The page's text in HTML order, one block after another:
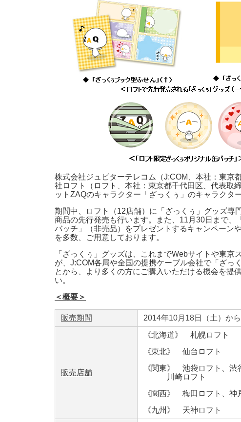
株式会社ジュピターテレコム（J:COM、本社：東京
社ロフト（ロフト、本社：東京都千代田区、代表取
ットZAQのキャラクター「ざっくぅ」のキャラクタ
期間中、ロフト（12店舗）に「ざっくぅ」グッズ専
商品の先行発売も行います。また、11月30日まで
バッチ」（非売品）をプレゼントするキャンペーン
を多数、ご用意しております。
「ざっくぅ」グッズは、これまでWebサイトや東
が、J:COM各局や全国の提携ケーブル会社で「ざっ
とから、より多くの方にご購入いただける機会を提
い。
＜概要＞
販売期間 2014年10月18日（土）か
販売店舗
《北海道》 札幌ロフト
《東北》 仙台ロフト
《関東》 池袋ロフト、渋
川崎ロフト
《関西》 梅田ロフト、神
《九州》 天神ロフト